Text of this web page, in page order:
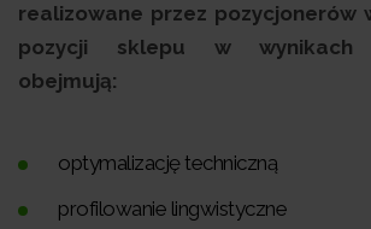
realizowane przez pozycjonerów
pozycji sklepu w wynikach
obejmują:
optymalizację techniczną
profilowanie lingwistyczne